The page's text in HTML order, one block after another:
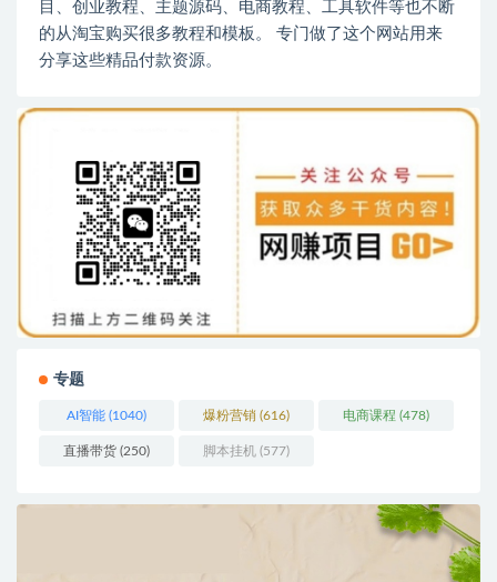
目、创业教程、主题源码、电商教程、工具软件等也不断
的从淘宝购买很多教程和模板。 专门做了这个网站用来
分享这些精品付款资源。
专题
AI智能 (1040) 爆粉营销 (616) 电商课程 (478)
直播带货 (250) 脚本挂机 (577)